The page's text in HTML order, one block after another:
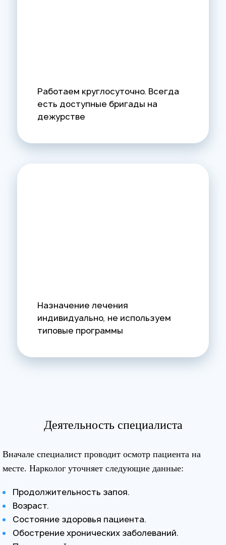
Работаем круглосуточно. Всегда
есть доступные бригады на
дежурстве
Назначение лечения
индивидуально, не используем
типовые программы
Деятельность специалиста
Вначале специалист проводит осмотр пациента на
месте. Нарколог уточняет следующие данные:
Продолжительность запоя.
Возраст.
Состояние здоровья пациента.
Обострение хронических заболеваний.